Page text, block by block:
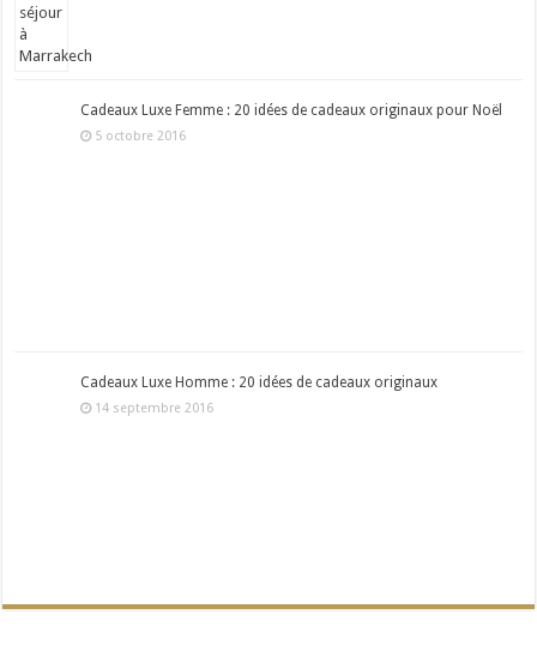
Cadeaux Luxe Femme : 20 idées de cadeaux originaux pour Noël
5 octobre 2016
Cadeaux Luxe Homme : 20 idées de cadeaux originaux
14 septembre 2016